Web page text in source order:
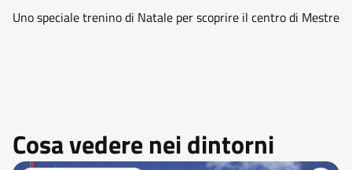
Uno speciale trenino di Natale per scoprire il centro di Mestre
Cosa vedere nei dintorni